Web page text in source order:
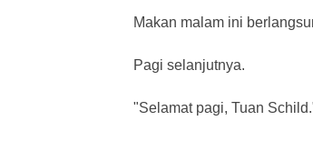
Makan malam ini
Pagi selanjutnya.
"Selamat pagi, Tuan